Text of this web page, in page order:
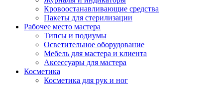
Кровоостанавливающие средства
Пакеты для стерилизации
Рабочее место мастера
Типсы и подиумы
Осветительное оборудование
Мебель для мастера и клиента
Аксессуары для мастера
Косметика
Косметика для рук и ног